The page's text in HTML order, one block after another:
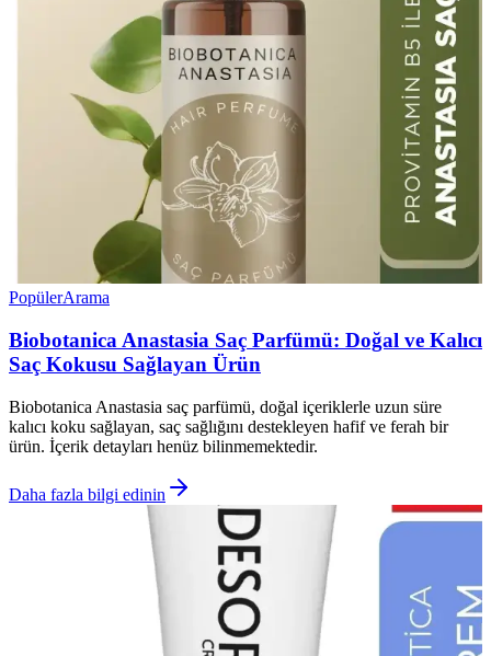
PopülerArama
Biobotanica Anastasia Saç Parfümü: Doğal ve Kalıcı
Saç Kokusu Sağlayan Ürün
Biobotanica Anastasia saç parfümü, doğal içeriklerle uzun süre
kalıcı koku sağlayan, saç sağlığını destekleyen hafif ve ferah bir
ürün. İçerik detayları henüz bilinmemektedir.
Daha fazla bilgi edinin